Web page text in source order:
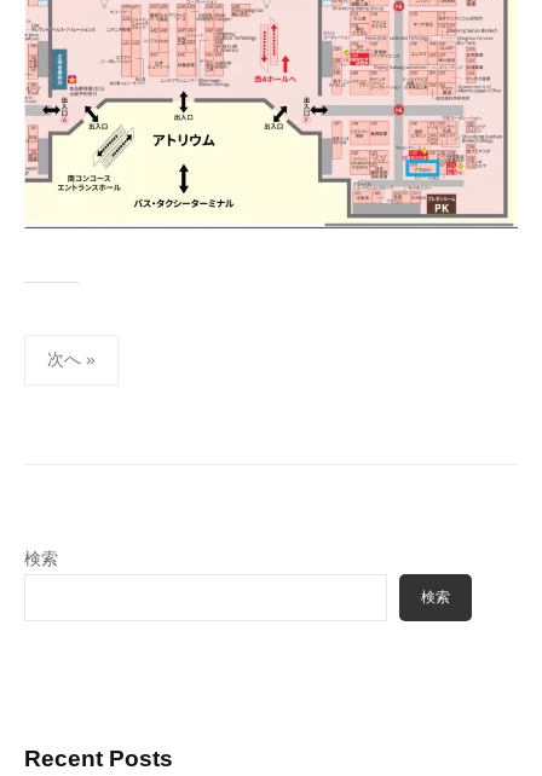
送
次へ »
検索
検索
Recent Posts